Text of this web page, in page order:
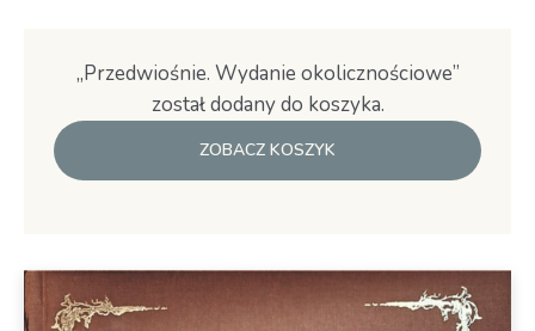
„Przedwiośnie. Wydanie okolicznościowe”
został dodany do koszyka.
ZOBACZ KOSZYK